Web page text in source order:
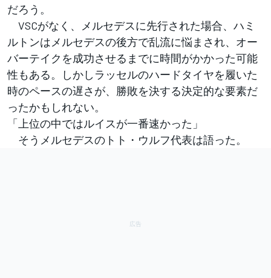
だろう。
VSCがなく、メルセデスに先行された場合、ハミ
ルトンはメルセデスの後方で乱流に悩まされ、オー
バーテイクを成功させるまでに時間がかかった可能
性もある。しかしラッセルのハードタイヤを履いた
時のペースの遅さが、勝敗を決する決定的な要素だ
ったかもしれない。
「上位の中ではルイスが一番速かった」
そうメルセデスのトト・ウルフ代表は語った。